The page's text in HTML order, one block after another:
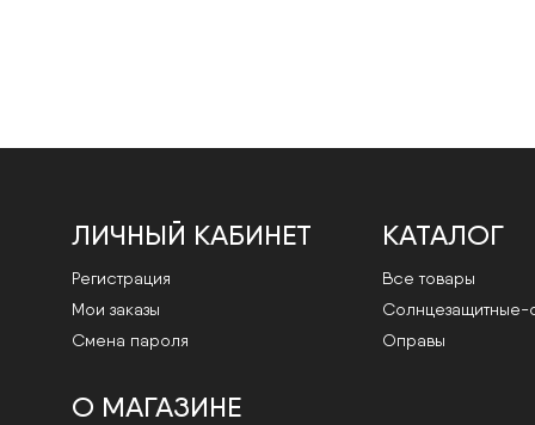
ЛИЧНЫЙ КАБИНЕТ
Регистрация
Мои заказы
Смена пароля
КАТАЛОГ
Все товары
Cолнцезащитные-
Оправы
О МАГАЗИНЕ